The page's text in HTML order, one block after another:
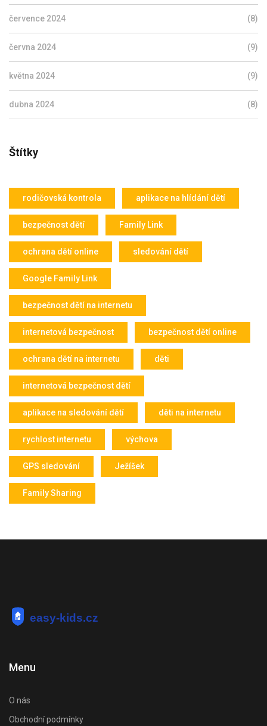
července 2024 (8)
června 2024 (9)
května 2024 (9)
dubna 2024 (8)
Štítky
rodičovská kontrola aplikace na hlídání dětí
bezpečnost dětí Family Link
ochrana dětí online sledování dětí
Google Family Link
bezpečnost dětí na internetu
internetová bezpečnost bezpečnost dětí online
ochrana dětí na internetu děti
internetová bezpečnost dětí
aplikace na sledování dětí děti na internetu
rychlost internetu výchova
GPS sledování Ježíšek
Family Sharing
Menu
O nás
Obchodní podmínky